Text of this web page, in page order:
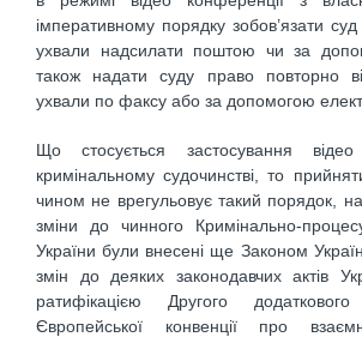
імперативному порядку зобов’язати суд
ухвали надсилати поштою чи за
також надати суду право повторно
ухвали по факсу або за допомогою
Що стосується застосування
кримінальному судочинстві, то
чином не врегульовує такий порядок,
зміни до чинного Кримінально-
України були внесені ще Законом
змін до деяких законодавчих актів
ратифікацією Другого
Європейської конвенції про